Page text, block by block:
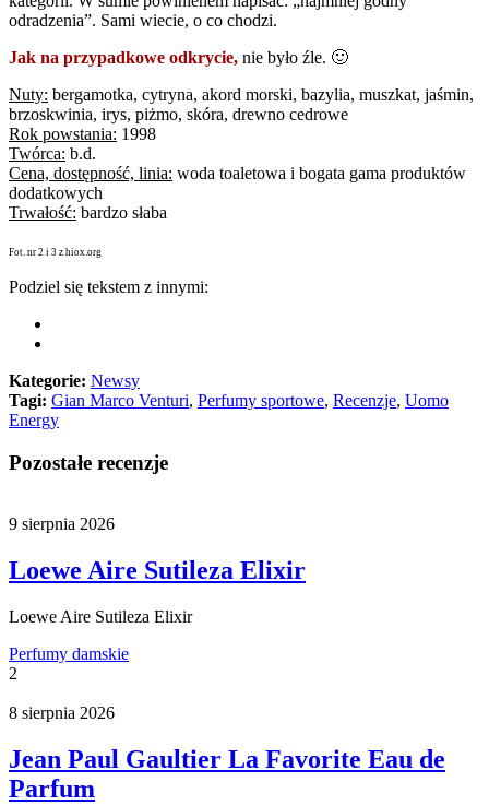
odradzenia”. Sami wiecie, o co chodzi.
Jak na przypadkowe odkrycie, nie było źle. 🙂
Nuty: bergamotka, cytryna, akord morski, bazylia, muszkat, jaśmin,
brzoskwinia, irys, piżmo, skóra, drewno cedrowe
Rok powstania: 1998
Twórca: b.d.
Cena, dostępność, linia: woda toaletowa i bogata gama produktów
dodatkowych
Trwałość: bardzo słaba
Fot. nr 2 i 3 z hiox.org
Podziel się tekstem z innymi:
Kategorie: Newsy
Tagi: Gian Marco Venturi, Perfumy sportowe, Recenzje, Uomo
Energy
Pozostałe recenzje
9 sierpnia 2026
Loewe Aire Sutileza Elixir
Loewe Aire Sutileza Elixir
Perfumy damskie
2
8 sierpnia 2026
Jean Paul Gaultier La Favorite Eau de
Parfum